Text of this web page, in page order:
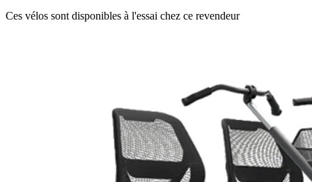
Ces vélos sont disponibles à l'essai chez ce revendeur